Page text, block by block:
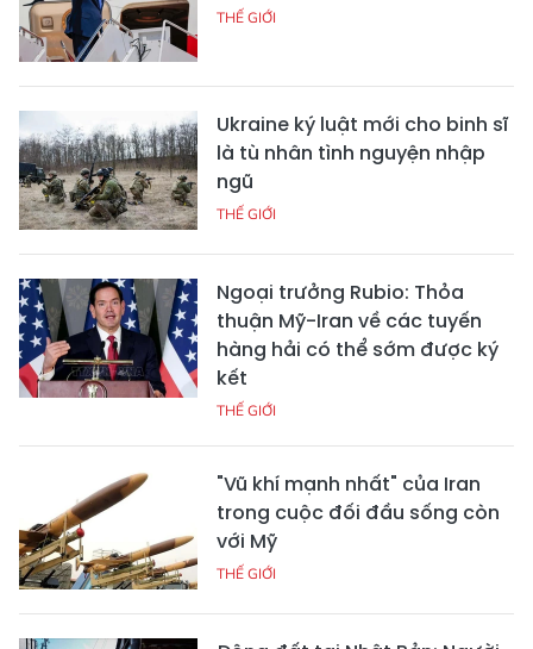
THẾ GIỚI
Ukraine ký luật mới cho binh sĩ
là tù nhân tình nguyện nhập
ngũ
THẾ GIỚI
Ngoại trưởng Rubio: Thỏa
thuận Mỹ-Iran về các tuyến
hàng hải có thể sớm được ký
kết
THẾ GIỚI
"Vũ khí mạnh nhất" của Iran
trong cuộc đối đầu sống còn
với Mỹ
THẾ GIỚI